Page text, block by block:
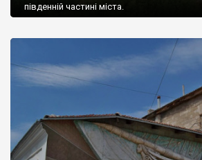
південній частині міста.